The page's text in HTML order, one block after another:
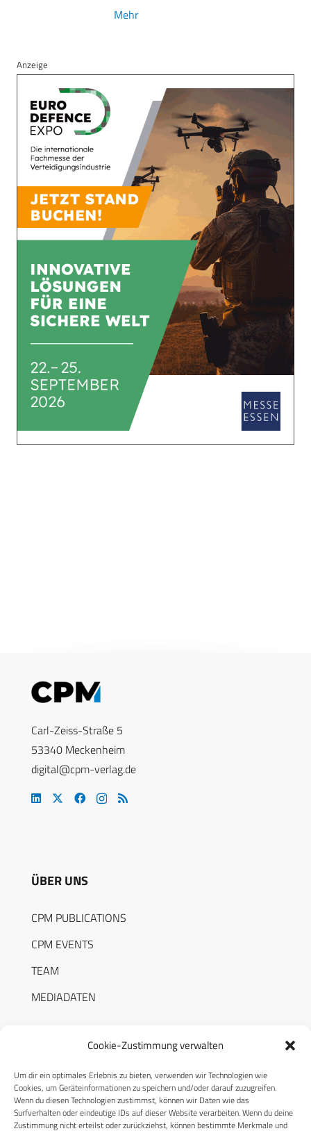
Cookie-Zustimmung verwalten
Um dir ein optimales Erlebnis zu bieten, verwenden wir Technologien wie
Cookies, um Geräteinformationen zu speichern und/oder darauf zuzugreifen.
Wenn du diesen Technologien zustimmst, können wir Daten wie das
Surfverhalten oder eindeutige IDs auf dieser Website verarbeiten. Wenn du deine
Zustimmung nicht erteilst oder zurückziehst, können bestimmte Merkmale und
Mehr
Anzeige
Carl-Zeiss-Straße 5
53340 Meckenheim
digital@cpm-verlag.de
ÜBER UNS
CPM PUBLICATIONS
CPM EVENTS
TEAM
MEDIADATEN
RECHTLICHES
Datenschutzerklärung